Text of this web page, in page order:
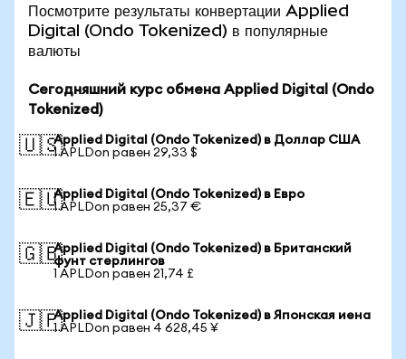
Посмотрите результаты конвертации Applied
Digital (Ondo Tokenized) в популярные
валюты
Сегодняшний курс обмена Applied Digital (Ondo
Tokenized)
🇺🇸Applied Digital (Ondo Tokenized) в Доллар США
1 APLDon равен 29,33 $
🇪🇺Applied Digital (Ondo Tokenized) в Евро
1 APLDon равен 25,37 €
🇬🇧Applied Digital (Ondo Tokenized) в Британский
фунт стерлингов
1 APLDon равен 21,74 £
🇯🇵Applied Digital (Ondo Tokenized) в Японская иена
1 APLDon равен 4 628,45 ¥